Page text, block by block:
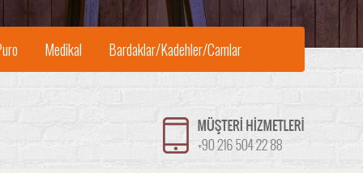
Medikal Bardaklar/Kadehler/Camlar